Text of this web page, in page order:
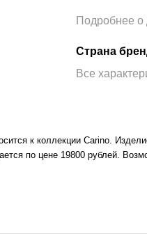
Подробнее о
Страна
Все
к коллекции Carino.
по цене 19800 рублей.